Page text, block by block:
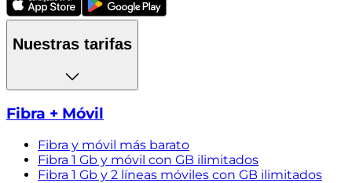
Nuestras tarifas
Fibra + Móvil
Fibra y móvil más barato
Fibra 1 Gb y móvil con GB ilimitados
Fibra 1 Gb y 2 líneas móviles con GB ilimitados